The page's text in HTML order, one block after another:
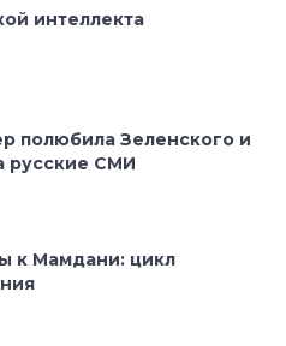
интеллекта
полюбила Зеленского и
русские СМИ
к Мамдани: цикл